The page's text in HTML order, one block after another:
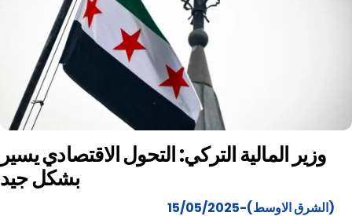
وزير المالية التركي: التحول الاقتصادي يسير
بشكل جيد
(الشرق الاوسط)-15/05/2025